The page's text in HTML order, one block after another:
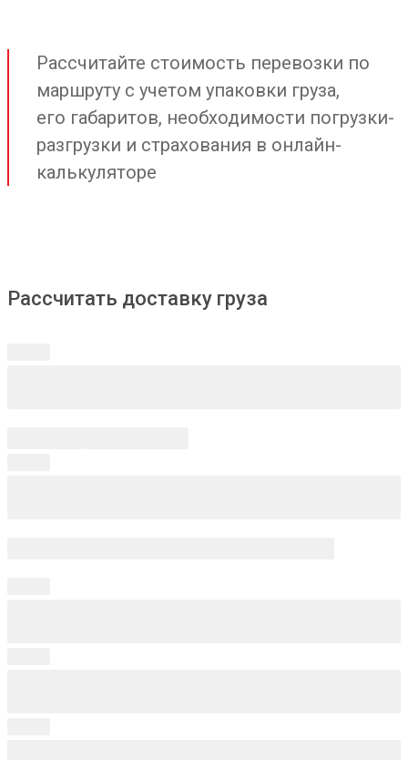
Рассчитайте стоимость перевозки по
маршруту с учетом упаковки груза,
его габаритов, необходимости погрузки-
разгрузки и страхования в онлайн-
калькуляторе
Рассчитать доставку груза